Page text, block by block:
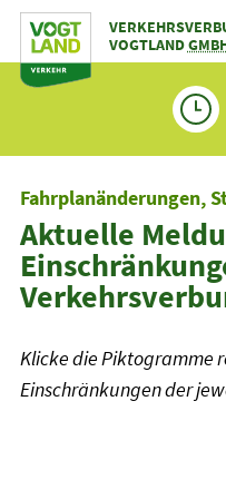
Zum
Inhalt
VOGTLAND
Fahrplanänderungen,
Aktuelle
Klicke die Piktogramme
Einschränkungen der